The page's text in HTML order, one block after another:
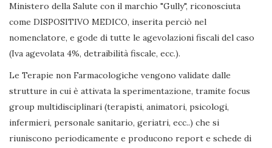
Ministero della Salute con il marchio "Gully", riconosciuta
come DISPOSITIVO MEDICO, inserita perciò nel
nomenclatore, e gode di tutte le agevolazioni fiscali del caso
(Iva agevolata 4%, detraibilità fiscale, ecc.).
Le Terapie non Farmacologiche vengono validate dalle
strutture in cui è attivata la sperimentazione, tramite focus
group multidisciplinari (terapisti, animatori, psicologi,
infermieri, personale sanitario, geriatri, ecc..) che si
riuniscono periodicamente e producono report e schede di